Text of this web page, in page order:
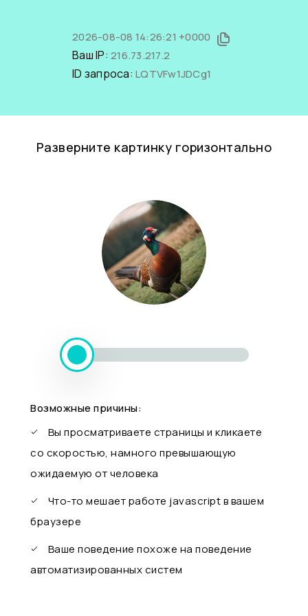
2026-08-08 14:26:21 +0000
Ваш IP: 216.73.217.2
ID запроса: LQTVFw1JDCg1
Разверните картинку горизонтально
Возможные причины:
Вы просматриваете страницы и кликаете
со скоростью, намного превышающую
ожидаемую от человека
Что-то мешает работе javascript в вашем
браузере
Ваше поведение похоже на поведение
автоматизированных систем